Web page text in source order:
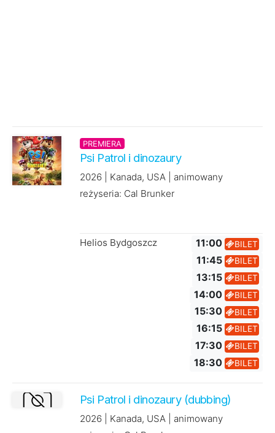
PREMIERA
Psi Patrol i dinozaury
2026 | Kanada, USA | animowany
reżyseria: Cal Brunker
Helios Bydgoszcz 11:00 BILET
11:45 BILET
13:15 BILET
14:00 BILET
15:30 BILET
16:15 BILET
17:30 BILET
18:30 BILET
Psi Patrol i dinozaury (dubbing)
2026 | Kanada, USA | animowany